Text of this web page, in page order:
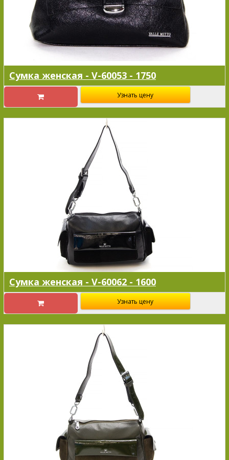
Сумка женская - V-60053 - 1750
Узнать цену
Сумка женская - V-60062 - 1600
Узнать цену